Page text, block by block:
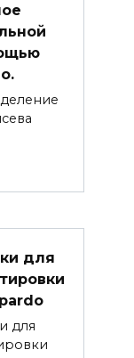
для
для